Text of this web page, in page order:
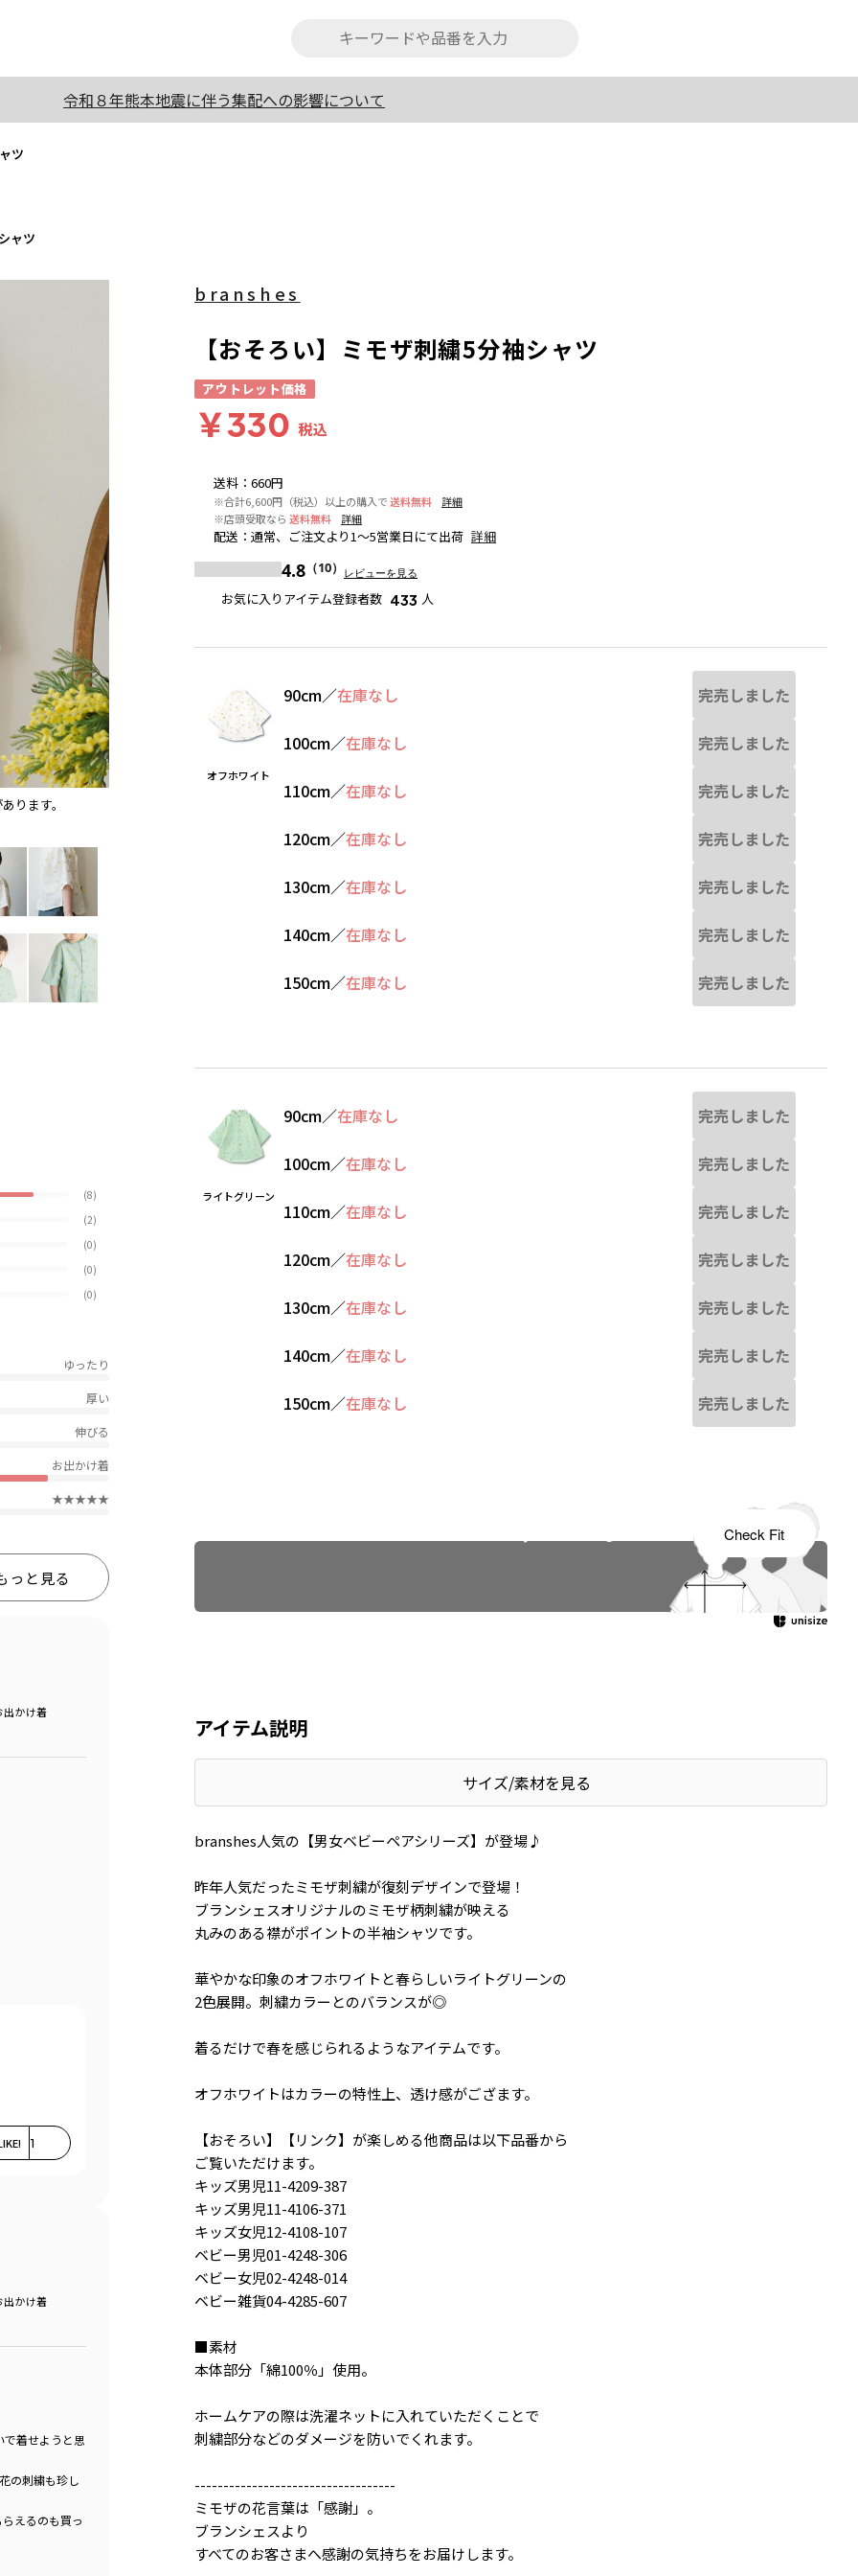
令和８年熊本地震に伴う集配への影響について
ツ
ャツ
ります。
(8)
(2)
(0)
(0)
(0)
ゆったり
厚い
伸びる
お出かけ着
★★★★★
っと見る
出かけ着
1
出かけ着
着せようと思
の刺繍も珍し
えるのも買っ
送料 ： 660円
※合計6,600円（税込）以上の購入で送料無料
詳細
※店頭受取なら 送料無料 詳細
配送 ： 通常、ご注文より1～5営業日にて出荷 詳細
4.8 （10） レビューを見る
お気に入りアイテム登録者数 433 人
branshes
【おそろい】ミモザ刺繍5分袖シャツ
アウトレット価格
￥330 税込
オフホワイト
90cm／在庫なし 完売しました
100cm／在庫なし 完売しました
110cm／在庫なし 完売しました
120cm／在庫なし 完売しました
130cm／在庫なし 完売しました
140cm／在庫なし 完売しました
150cm／在庫なし 完売しました
ライトグリーン
90cm／在庫なし 完売しました
100cm／在庫なし 完売しました
110cm／在庫なし 完売しました
120cm／在庫なし 完売しました
130cm／在庫なし 完売しました
140cm／在庫なし 完売しました
150cm／在庫なし 完売しました
アイテム説明
サイズ/素材を見る
branshes人気の【男女ベビーペアシリーズ】が登場♪
昨年人気だったミモザ刺繍が復刻デザインで登場！
ブランシェスオリジナルのミモザ柄刺繍が映える
丸みのある襟がポイントの半袖シャツです。
華やかな印象のオフホワイトと春らしいライトグリーンの
2色展開。刺繍カラーとのバランスが◎
着るだけで春を感じられるようなアイテムです。
オフホワイトはカラーの特性上、透け感がござます。
【おそろい】【リンク】が楽しめる他商品は以下品番から
ご覧いただけます。
キッズ男児11-4209-387
キッズ男児11-4106-371
キッズ女児12-4108-107
ベビー男児01-4248-306
ベビー女児02-4248-014
ベビー雑貨04-4285-607
■素材
本体部分「綿100％」使用。
ホームケアの際は洗濯ネットに入れていただくことで
刺繍部分などのダメージを防いでくれます。
-----------------------------------
ミモザの花言葉は「感謝」。
ブランシェスより
すべてのお客さまへ感謝の気持ちをお届けします。
Check Fit